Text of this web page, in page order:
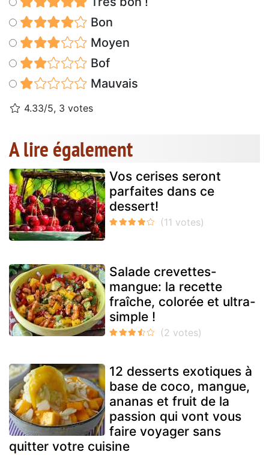
Bon
Moyen
Bof
Mauvais
4.33/5, 3 votes
A lire également
Vos cerises seront
parfaites dans ce
dessert!
Salade crevettes-
mangue: la recette
fraîche, colorée et ultra-
simple !
12 desserts exotiques à
base de coco, mangue,
ananas et fruit de la
passion qui vont vous
faire voyager sans
quitter votre cuisine